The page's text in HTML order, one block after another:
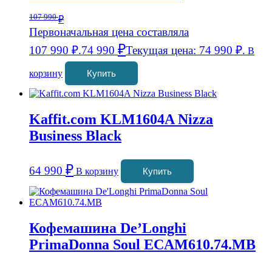
107 990₽
Первоначальная цена составляла
107 990 ₽.74 990 ₽Текущая цена: 74 990 ₽. В
корзину Купить
Kaffit.com KLM1604A Nizza
Business Black
64 990 ₽ В корзину Купить
Кофемашина De’Longhi
PrimaDonna Soul ECAM610.74.MB